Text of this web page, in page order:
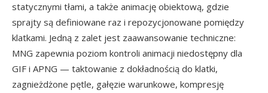
statycznymi tłami, a także animację obiektową, gdzie
sprajty są definiowane raz i repozycjonowane pomiędzy
klatkami. Jedną z zalet jest zaawansowanie techniczne:
MNG zapewnia poziom kontroli animacji niedostępny dla
GIF i APNG — taktowanie z dokładnością do klatki,
zagnieżdżone pętle, gałęzie warunkowe, kompresję